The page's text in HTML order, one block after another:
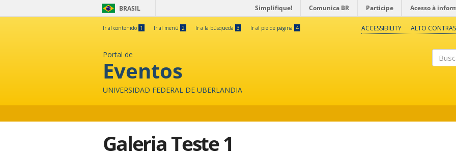
BRASIL Simplifique! Comunica BR Participe Acesso à
Ir al contenido 1 Ir al menú 2 Ir a la búsqueda 3 Ir al pie de página 4 ACCESSIBILITY ALTO
Portal de
Eventos
UNIVERSIDAD FEDERAL DE UBERLANDIA
Galeria Teste 1